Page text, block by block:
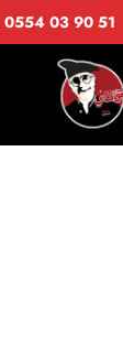
0554 03 90 51